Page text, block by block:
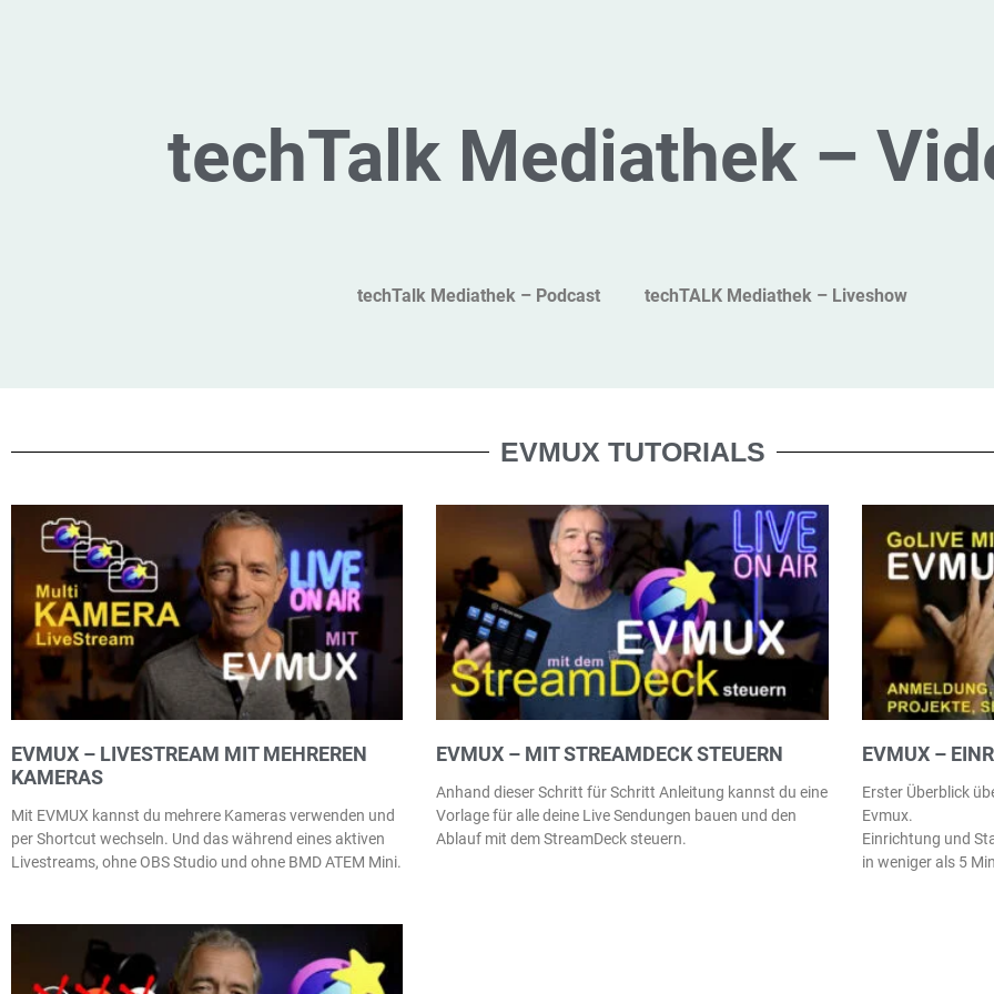
techTalk Mediathek –
techTalk Mediathek – Podcast techTALK Mediathek – Liveshow
EVMUX TUTORIALS
EVMUX – LIVESTREAM MIT MEHREREN
KAMERAS
Mit EVMUX kannst du mehrere Kameras verwenden und
per Shortcut wechseln. Und das während eines aktiven
Livestreams, ohne OBS Studio und ohne BMD ATEM Mini.
EVMUX – MIT STREAMDECK STEUERN
Anhand dieser Schritt für Schritt Anleitung kannst du eine
Vorlage für alle deine Live Sendungen bauen und den
Ablauf mit dem StreamDeck steuern.
EVMUX –
Erster Überblick
Evmux.
Einrichtung und
in weniger als 5